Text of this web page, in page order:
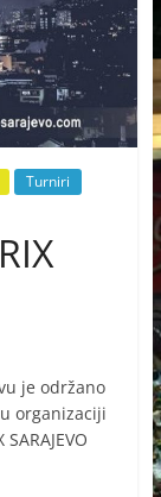
Turniri
je održano
organizaciji